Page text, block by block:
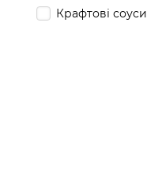
Крафтові соуси